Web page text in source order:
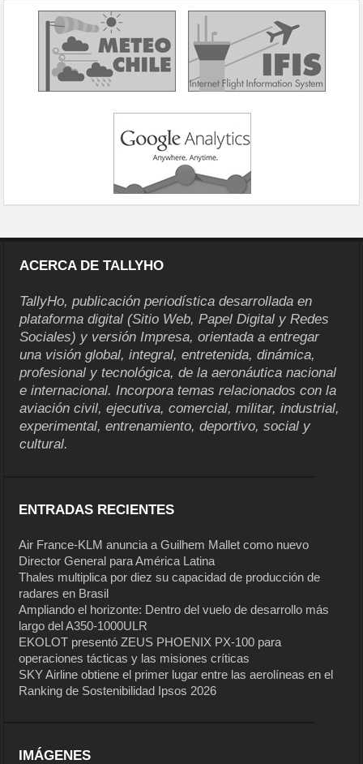
ACERCA DE TALLYHO
TallyHo, publicación periodística desarrollada en
plataforma digital (Sitio Web, Papel Digital y Redes
Sociales) y versión Impresa, orientada a entregar
una visión global, integral, entretenida, dinámica,
profesional y tecnológica, de la aeronáutica nacional
e internacional. Incorpora temas relacionados con la
aviación civil, ejecutiva, comercial, militar, industrial,
experimental, entrenamiento, deportivo, social y
cultural.
ENTRADAS RECIENTES
Air France-KLM anuncia a Guilhem Mallet como nuevo
Director General para América Latina
Thales multiplica por diez su capacidad de producción de
radares en Brasil
Ampliando el horizonte: Dentro del vuelo de desarrollo más
largo del A350-1000ULR
EKOLOT presentó ZEUS PHOENIX PX-100 para
operaciones tácticas y las misiones críticas
SKY Airline obtiene el primer lugar entre las aerolíneas en el
Ranking de Sostenibilidad Ipsos 2026
IMÁGENES